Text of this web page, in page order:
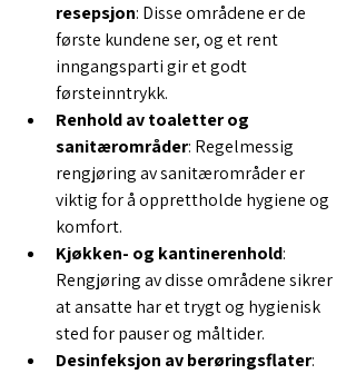
resepsjon: Disse områdene er de
første kundene ser, og et rent
inngangsparti gir et godt
førsteinntrykk.
Renhold av toaletter og
sanitærområder: Regelmessig
rengjøring av sanitærområder er
viktig for å opprettholde hygiene og
komfort.
Kjøkken- og kantinerenhold:
Rengjøring av disse områdene sikrer
at ansatte har et trygt og hygienisk
sted for pauser og måltider.
Desinfeksjon av berøringsflater: